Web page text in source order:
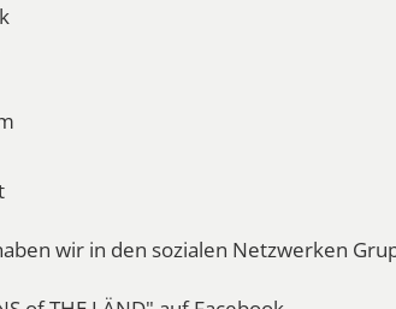
wir in den sozialen Netzwerken